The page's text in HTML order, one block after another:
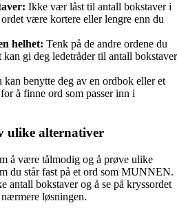
Ikke vær låst til antall bokstaver i
være kortere eller lengre enn du
helhet: Tenk på de andre ordene du
gi deg ledetråder til antall bokstaver
kan benytte deg av en ordbok eller et
å finne ord som passer inn i
ulike alternativer
å være tålmodig og å prøve ulike
du står fast på et ord som MUNNEN.
antall bokstaver og å se på kryssordet
løsningen.